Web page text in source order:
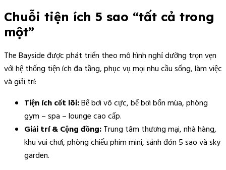
Chuỗi tiện ích 5 sao “tất cả trong
một”
The Bayside được phát triển theo mô hình nghỉ dưỡng trọn vẹn
với hệ thống tiện ích đa tầng, phục vụ mọi nhu cầu sống, làm việc
và giải trí:
Tiện ích cốt lõi:Bể bơi vô cực, bể bơi bốn mùa, phòng
gym – spa – lounge cao cấp.
Giải trí & Cộng đồng:Trung tâm thương mại, nhà hàng,
khu vui chơi, phòng chiếu phim mini, sảnh đón 5 sao và sky
garden.